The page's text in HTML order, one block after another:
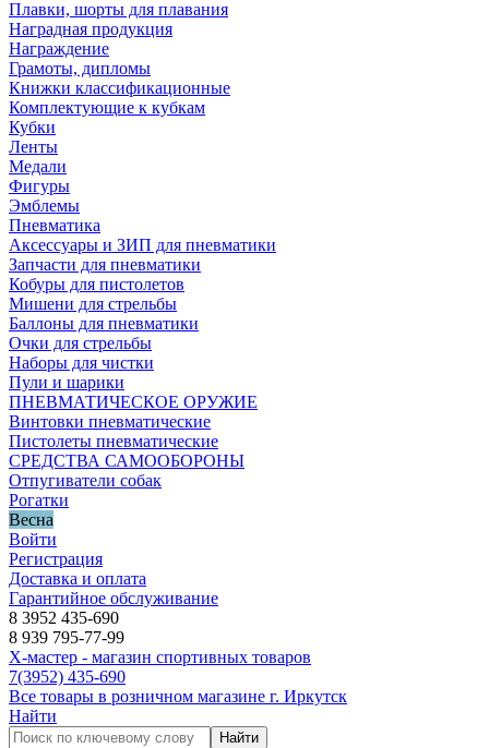
Плавки, шорты для плавания
Наградная продукция
Награждение
Грамоты, дипломы
Книжки классификационные
Комплектующие к кубкам
Кубки
Ленты
Медали
Фигуры
Эмблемы
Пневматика
Аксессуары и ЗИП для пневматики
Запчасти для пневматики
Кобуры для пистолетов
Мишени для стрельбы
Баллоны для пневматики
Очки для стрельбы
Наборы для чистки
Пули и шарики
ПНЕВМАТИЧЕСКОЕ ОРУЖИЕ
Винтовки пневматические
Пистолеты пневматические
СРЕДСТВА САМООБОРОНЫ
Отпугиватели собак
Рогатки
Весна
Войти
Регистрация
Доставка и оплата
Гарантийное обслуживание
8 3952 435-690
8 939 795-77-99
Х-мастер - магазин спортивных товаров
7(3952) 435-690
Все товары в розничном магазине г. Иркутск
Найти
Найти